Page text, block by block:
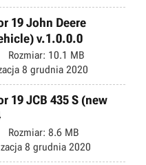
19 John Deere
v.1.0.0.0
Rozmiar: 10.1 MB
8 grudnia 2020
19 JCB 435 S (new
Rozmiar: 8.6 MB
8 grudnia 2020